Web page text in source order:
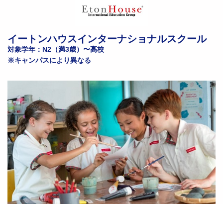
イートンハウスインターナショナルスクール
対象学年：N2（満3歳）〜高校
※キャンパスにより異なる